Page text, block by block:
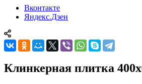
Вконтакте
Яндекс.Дзен
Клинкерная плитка